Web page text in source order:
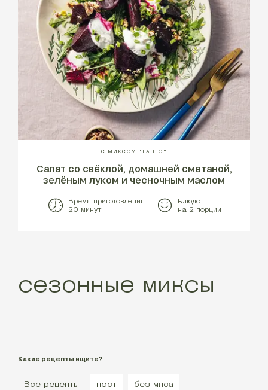
С МИКСОМ "ТАНГО"
Cалат со свёклой, домашней сметаной,
зелёным луком и чесночным маслом
Время приготовления
20 минут
Блюдо
на 2 порции
сезонные миксы
Какие рецепты ищите?
Все рецепты пост без мяса